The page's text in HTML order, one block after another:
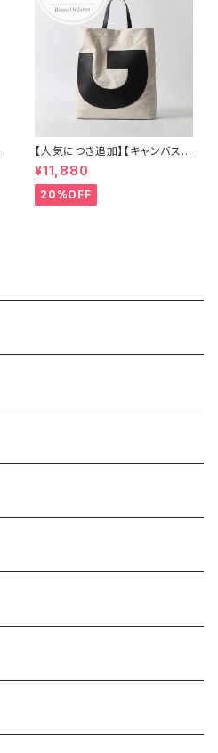
【人気につき追加】【キャンバス×
牛革】A4 2way 肩がけ ショル
ダー 縦長トートバッグ レディー
ス 888389
¥11,880
20%OFF